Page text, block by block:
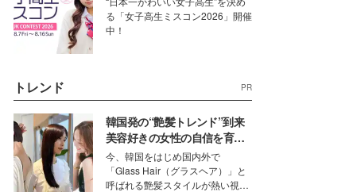
る「女子高生ミスコン2026」開催
中！
トレンド PR
韓国発の“艶髪トレンド”到来
美容好きの女性の自信を育む
「ヘアケア事情」って？
今、韓国をはじめ国内外で
「Glass Hair（グラスヘア）」と
呼ばれる艶髪スタイルが熱い視線